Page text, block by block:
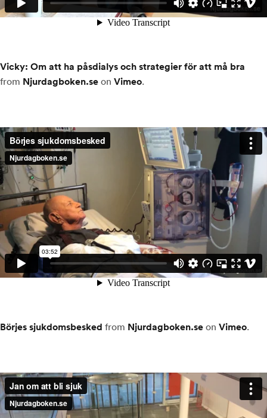
Vicky: Om att ha påsdialys och strategier för att må bra
from Njurdagboken.se on Vimeo.
Börjes sjukdomsbesked from Njurdagboken.se on Vimeo.